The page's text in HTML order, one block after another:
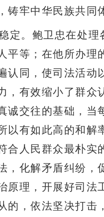
牢中华民族共同
定。鲍卫忠在处
平等；在他所办
认同，使司法活
，有效缩小了群
诚交往的基础，
以有如此高的和
合人民群众最朴
，化解矛盾纠纷
原理，开展好司
，依法坚决打击